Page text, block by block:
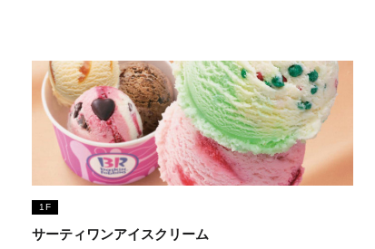
1F
サーティワンアイスクリーム